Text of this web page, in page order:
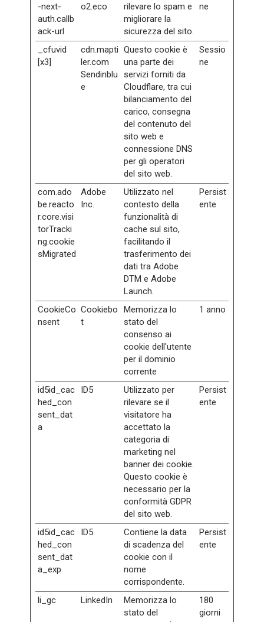
-next-
auth.callb
ack-url
o2.eco
rilevare lo spam e
migliorare la
sicurezza del sito.
ne
_cfuvid
[x3]
cdn.mapti
ler.com
Sendinblu
e
Questo cookie è
una parte dei
servizi forniti da
Cloudflare, tra cui
bilanciamento del
carico, consegna
del contenuto del
sito web e
connessione DNS
per gli operatori
del sito web.
Sessio
ne
com.ado
be.reacto
r.core.visi
torTracki
ng.cookie
sMigrated
Adobe
Inc.
Utilizzato nel
contesto della
funzionalità di
cache sul sito,
facilitando il
trasferimento dei
dati tra Adobe
DTM e Adobe
Launch.
Persist
ente
CookieCo
nsent
Cookiebo
t
Memorizza lo
stato del
consenso ai
cookie dell'utente
per il dominio
corrente
1 anno
id5id_cac
hed_con
sent_dat
a
ID5
Utilizzato per
rilevare se il
visitatore ha
accettato la
categoria di
marketing nel
banner dei cookie.
Questo cookie è
necessario per la
conformità GDPR
del sito web.
Persist
ente
id5id_cac
hed_con
sent_dat
a_exp
ID5
Contiene la data
di scadenza del
cookie con il
nome
corrispondente.
Persist
ente
li_gc LinkedIn
Memorizza lo
stato del
180
giorni